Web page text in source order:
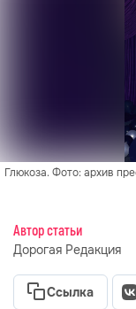
Глюкоза. Фото: архив
Автор статьи
Дорогая Редакция
Ссылка